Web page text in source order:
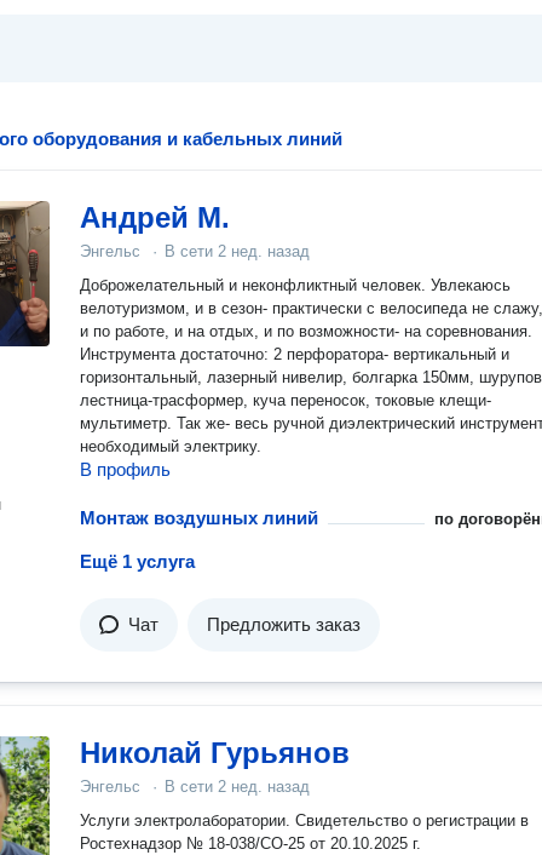
оборудования и кабельных линий
Андрей М.
Энгельс · В сети 2 нед. назад
Доброжелательный и неконфликтный человек. Увлекаюсь
велотуризмом, и в сезон- практически с велосипеда не
и по работе, и на отдых, и по возможности- на соревнования.
Инструмента достаточно: 2 перфоратора- вертикальный и
горизонтальный, лазерный нивелир, болгарка 150мм,
лестница-трасформер, куча переносок, токовые клещи-
мультиметр. Так же- весь ручной диэлектрический
необходимый электрику.
В профиль
Монтаж воздушных линий по
Ещё 1 услуга
Чат Предложить заказ
Николай Гурьянов
Энгельс · В сети 2 нед. назад
Услуги электролаборатории. Свидетельство о регистрации в
Ростехнадзор № 18-038/СО-25 от 20.10.2025 г.